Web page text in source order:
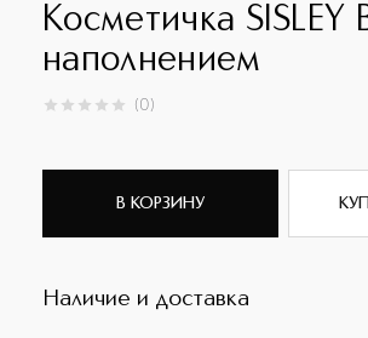
Косметичка SISLEY
наполнением
0из 0 (0)
В КОРЗИНУ
Наличие и доставка